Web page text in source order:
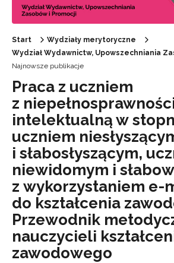
Start
Wydziały merytoryczne
Wydział Wydawnictw, Upowszechniania
Najnowsze publikacje
Praca z uczniem
z
intelektualną w
uczniem
i słabosłyszącym,
niewidomym i
z wykorzystaniem e-
do kształcenia
Przewodnik
nauczycieli
zawodowego